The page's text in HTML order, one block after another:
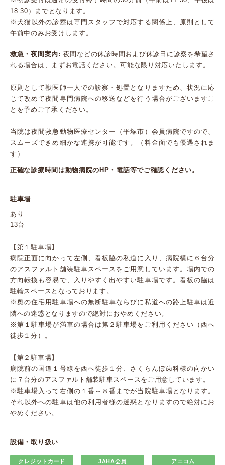
18:30）までとなります。
※犬猫以外の診察は専門スタッフで対応する関係上、原則として
午前中のみお受けします。
救急・夜間案内: 夜間などの休診時間および休診日に診察を希望さ
れる場合は、まずお電話ください。可能な限り対応いたします。
原則として獣医師一人での診察・処置となりますため、状況に応
じて改めて夜間専門病院への移送などを行う場合がございますこ
とを予めご了承ください。
当院は夜間救急動物医療センター（平塚市）会員病院ですので、
スムーズできめ細かな連携が可能です。（料金面でも優遇されま
す）
正確な診療時間は動物病院のHP・電話等でご確認ください。
駐車場
あり
13台
【第１駐車場】
病院正面に向かって左側、看板脇の私道に入り、病院横に６台分
のアスファルト舗装駐車スペースをご用意しています。場内での
方向転換も容易で、入りやすく出やすい駐車場です。看板の脇は
駐輪スペースとなっております。
※奥の住宅用駐車場への無断駐車ならびに私道への路上駐車は近
隣への迷惑となりますので絶対におやめください。
※第１駐車場が満車の場合は第２駐車場をご利用ください（西へ
徒歩１分）。
【第２駐車場】
病院前の国道１号線を西へ徒歩１分、さくらんぼ歯科様の向かい
に７台分のアスファルト舗装駐車スペースをご用意しています。
※駐車場入って右側の１番～８番までが当院駐車場となります。
それ以外への駐車は他の利用者様の迷惑となりますので絶対にお
やめください。
設備・取り扱い
クレジットカード JAHA会員 アニコム